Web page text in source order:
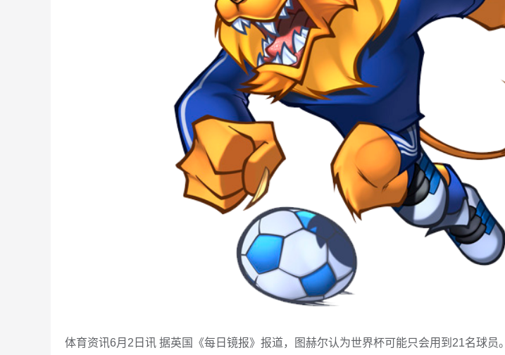
体育资讯6月2日讯 据英国《每日镜报》报道，图赫尔认为世界杯可能只会用到21名球员。